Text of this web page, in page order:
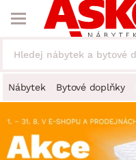
Nábytek Bytové doplňky